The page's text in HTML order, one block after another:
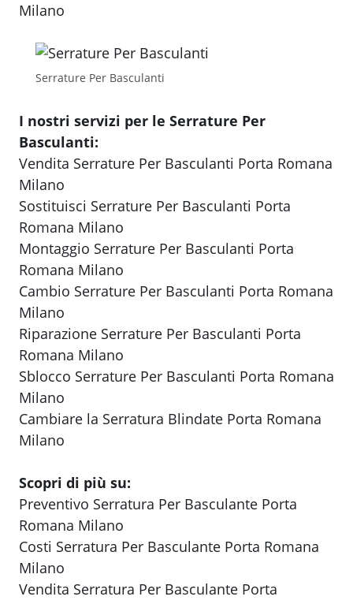
Milano
Serrature Per Basculanti
I nostri servizi per le Serrature Per
Basculanti:
Vendita Serrature Per Basculanti Porta Romana
Milano
Sostituisci Serrature Per Basculanti Porta
Romana Milano
Montaggio Serrature Per Basculanti Porta
Romana Milano
Cambio Serrature Per Basculanti Porta Romana
Milano
Riparazione Serrature Per Basculanti Porta
Romana Milano
Sblocco Serrature Per Basculanti Porta Romana
Milano
Cambiare la Serratura Blindate Porta Romana
Milano
Scopri di più su:
Preventivo Serratura Per Basculante Porta
Romana Milano
Costi Serratura Per Basculante Porta Romana
Milano
Vendita Serratura Per Basculante Porta